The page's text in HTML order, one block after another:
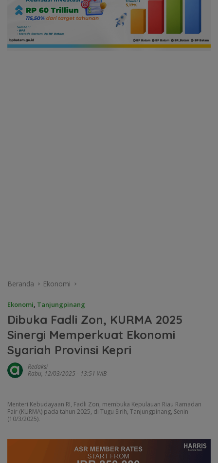
Beranda Ekonomi
Ekonomi, Tanjungpinang
Dibuka Fadli Zon, KURMA 2025
Sinergi Memperkuat Ekonomi
Syariah Provinsi Kepri
Redaksi
Rabu, 12/03/2025 - 13:51 WIB
Menteri Kebudayaan RI, Fadli Zon, membuka Kepulauan Riau Ramadan
Fair (KURMA) pada tahun 2025, di Tugu Sirih, Tanjungpinang, Senin
(10/3/2025).